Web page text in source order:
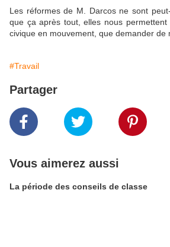
Les réformes de M. Darcos ne sont
que ça après tout, elles nous
civique en mouvement, que demander de
#Travail
Partager
Vous aimerez aussi
La période des conseils de classe